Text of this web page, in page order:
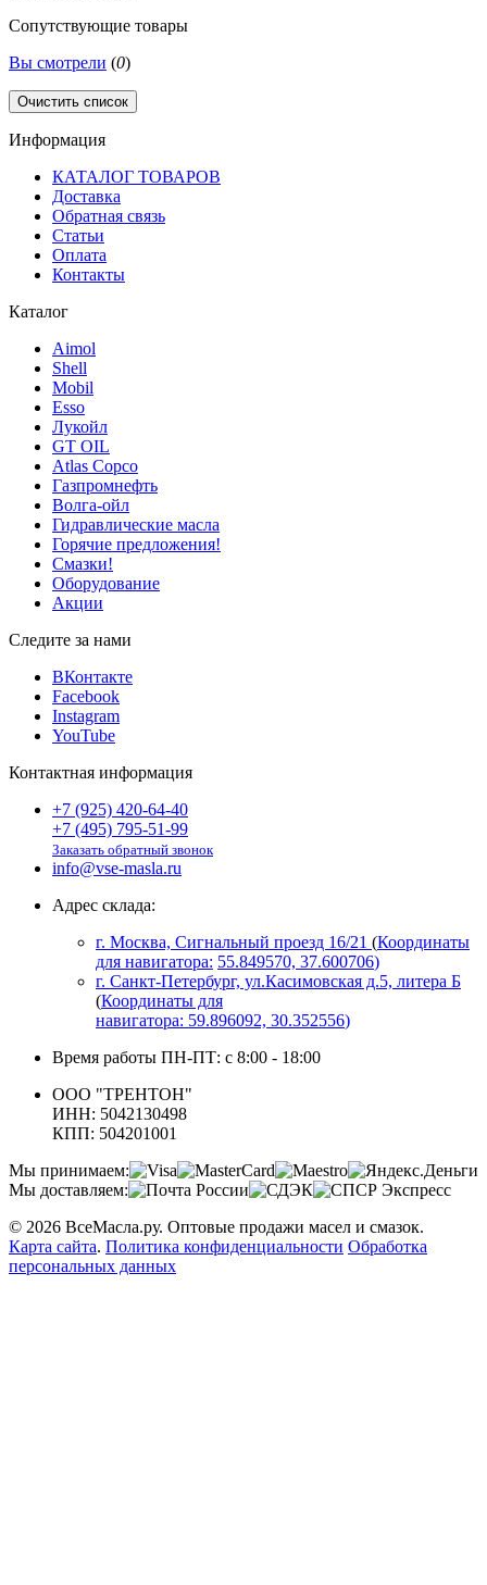
Сопутствующие товары
Вы смотрели (0)
Очистить список
Информация
КАТАЛОГ ТОВАРОВ
Доставка
Обратная связь
Статьи
Оплата
Контакты
Каталог
Aimol
Shell
Mobil
Esso
Лукойл
GT OIL
Atlas Copco
Газпромнефть
Волга-ойл
Гидравлические масла
Горячие предложения!
Смазки!
Оборудование
Акции
Следите за нами
ВКонтакте
Facebook
Instagram
YouTube
Контактная информация
+7 (925) 420-64-40
+7 (495) 795-51-99
Заказать обратный звонок
info@vse-masla.ru
Адрес склада:
г. Москва, Сигнальный проезд 16/21 (Координаты
для навигатора: 55.849570, 37.600706)
г. Санкт-Петербург, ул.Касимовская д.5, литера Б
(Координаты для
навигатора: 59.896092, 30.352556)
Время работы ПН-ПТ: с 8:00 - 18:00
ООО "ТРЕНТОН"
ИНН: 5042130498
КПП: 504201001
Мы принимаем:
Мы доставляем:
© 2026 ВсеМасла.ру. Оптовые продажи масел и смазок.
Карта сайта. Политика конфиденциальности Обработка
персональных данных